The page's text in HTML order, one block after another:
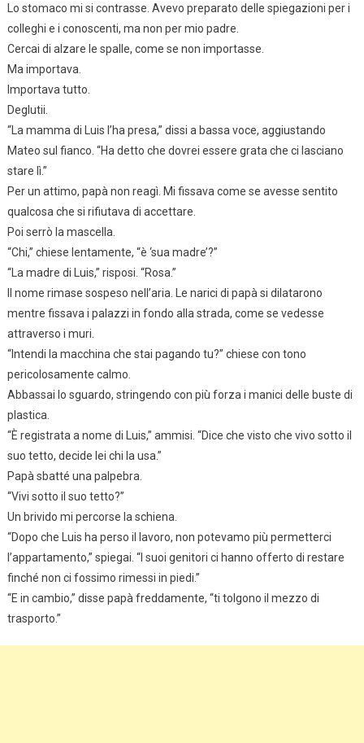
Lo stomaco mi si contrasse. Avevo preparato delle spiegazioni per i
colleghi e i conoscenti, ma non per mio padre.
Cercai di alzare le spalle, come se non importasse.
Ma importava.
Importava tutto.
Deglutii.
“La mamma di Luis l’ha presa,” dissi a bassa voce, aggiustando
Mateo sul fianco. “Ha detto che dovrei essere grata che ci lasciano
stare lì.”
Per un attimo, papà non reagì. Mi fissava come se avesse sentito
qualcosa che si rifiutava di accettare.
Poi serrò la mascella.
“Chi,” chiese lentamente, “è ‘sua madre’?”
“La madre di Luis,” risposi. “Rosa.”
Il nome rimase sospeso nell’aria. Le narici di papà si dilatarono
mentre fissava i palazzi in fondo alla strada, come se vedesse
attraverso i muri.
“Intendi la macchina che stai pagando tu?” chiese con tono
pericolosamente calmo.
Abbassai lo sguardo, stringendo con più forza i manici delle buste di
plastica.
“È registrata a nome di Luis,” ammisi. “Dice che visto che vivo sotto il
suo tetto, decide lei chi la usa.”
Papà sbatté una palpebra.
“Vivi sotto il suo tetto?”
Un brivido mi percorse la schiena.
“Dopo che Luis ha perso il lavoro, non potevamo più permetterci
l’appartamento,” spiegai. “I suoi genitori ci hanno offerto di restare
finché non ci fossimo rimessi in piedi.”
“E in cambio,” disse papà freddamente, “ti tolgono il mezzo di
trasporto.”